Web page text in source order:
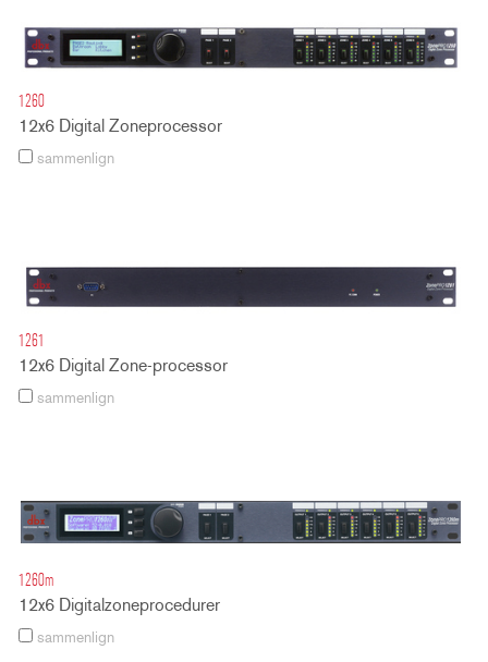
1260
12x6 Digital Zoneprocessor
sammenlign
1261
12x6 Digital Zone-processor
sammenlign
1260m
12x6 Digitalzoneprocedurer
sammenlign